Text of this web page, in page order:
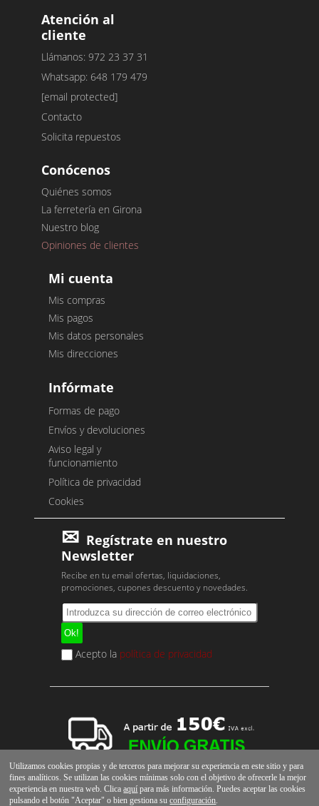
Atención al
cliente
Llámanos: 972 23 37 31
Whatsapp: 648 179 479
[email protected]
Contacto
Solicita repuestos
Conócenos
Quiénes somos
La ferretería en Girona
Nuestro blog
Opiniones de clientes
Mi cuenta
Mis compras
Mis pagos
Mis datos personales
Mis direcciones
Infórmate
Formas de pago
Envíos y devoluciones
Aviso legal y
funcionamiento
Política de privacidad
Cookies
Regístrate en nuestro
Newsletter
Recibe en tu email ofertas, liquidaciones,
promociones, cupones descuento y novedades.
Acepto la política de privacidad
Utilizamos cookies propias y de terceros para mejorar su experiencia en este sitio y para
fines analíticos. Se utilizan las cookies mínimas solo con el objetivo de ofrecerle la mejor
experiencia en nuestra web. Clicaaquí para más información. Puedes aceptar las cookies
pulsando el botón "Aceptar" o bien gestiona suconfiguración.